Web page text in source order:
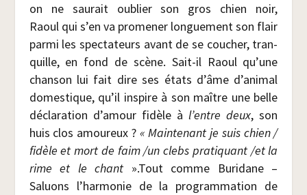
on ne sau­rait oublier son gros chien noir,
Raoul qui s’en va pro­me­ner lon­gue­ment son flair
par­mi les spec­ta­teurs avant de se cou­cher, tran­
quille, en fond de scène. Sait-il Raoul qu’une
chan­son lui fait dire ses états d’âme d’animal
domes­tique, qu’il ins­pire à son maître une belle
décla­ra­tion d’amour fidèle àl’entre deux, son
huis clos amou­reux ?« Main­te­nant je suis chien /​
fidèle et mort de faim /​un clebs pra­ti­quant /​et la
rime et le chant ».Tout comme Buri­dane –
Saluons l’harmonie de la pro­gram­ma­tion de